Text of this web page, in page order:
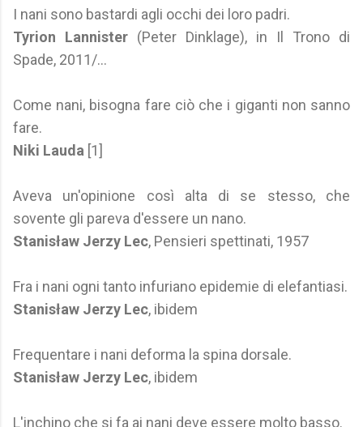
I nani sono bastardi agli occhi dei loro padri.
Tyrion Lannister (Peter Dinklage), in Il Trono di
Spade, 2011/...
Come nani, bisogna fare ciò che i giganti non sanno
fare.
Niki Lauda [1]
Aveva un'opinione così alta di se stesso, che
sovente gli pareva d'essere un nano.
Stanisław Jerzy Lec, Pensieri spettinati, 1957
Fra i nani ogni tanto infuriano epidemie di elefantiasi.
Stanisław Jerzy Lec, ibidem
Frequentare i nani deforma la spina dorsale.
Stanisław Jerzy Lec, ibidem
L'inchino che si fa ai nani deve essere molto basso.